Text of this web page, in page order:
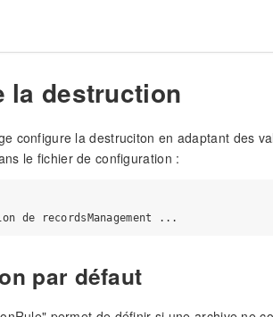
la destruction
configure la destruciton en adaptant des
le fichier de configuration :
par défaut